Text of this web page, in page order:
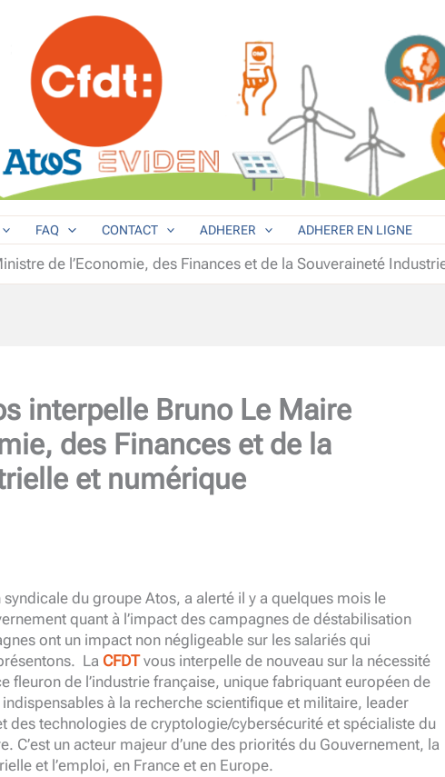
FAQ CONTACT ADHERER ADHERER EN LIGNE
de l’Economie, des Finances et de la Souveraineté
interpelle Bruno Le Maire
des Finances et de la
et numérique
du groupe Atos, a alerté il y a quelques mois le
quant à l’impact des campagnes de déstabilisation
ont un impact non négligeable sur les salariés qui
La CFDTvous interpelle de nouveau sur la nécessité
fleuron de l’industrie française, unique fabriquant européen de
à la recherche scientifique et militaire, leader
des technologies de cryptologie/cybersécurité et spécialiste du
un acteur majeur d’une des priorités du Gouvernement, la
et l’emploi, en France et en Europe.